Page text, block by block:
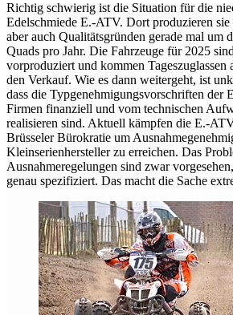
Richtig schwierig ist die Situation für die
Edelschmiede E.-ATV. Dort produzieren sie
aber auch Qualitätsgründen gerade mal um
Quads pro Jahr. Die Fahrzeuge für 2025
vorproduziert und kommen Tageszuglassen
den Verkauf. Wie es dann weitergeht, ist
dass die Typgenehmigungsvorschriften der
Firmen finanziell und vom technischen
realisieren sind. Aktuell kämpfen die E.-
Brüsseler Bürokratie um
Kleinserienhersteller zu erreichen. Das
Ausnahmeregelungen sind zwar
genau spezifiziert. Das macht die Sache